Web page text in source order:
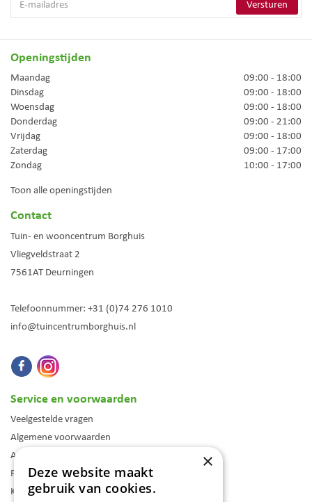
Openingstijden
Maandag
09:00 - 18:00
Dinsdag
09:00 - 18:00
Woensdag
09:00 - 18:00
Donderdag
09:00 - 21:00
Vrijdag
09:00 - 18:00
Zaterdag
09:00 - 17:00
Zondag
10:00 - 17:00
Toon alle openingstijden
Contact
Tuin- en wooncentrum Borghuis
Vliegveldstraat 2
7561AT Deurningen
Telefoonnummer: +31 (0)74 276 1010
info@tuincentrumborghuis.nl
Service en voorwaarden
Veelgestelde vragen
Algemene voorwaarden
Assortiment
Folder
Klantenkaart
×
Deze website maakt
gebruik van cookies.